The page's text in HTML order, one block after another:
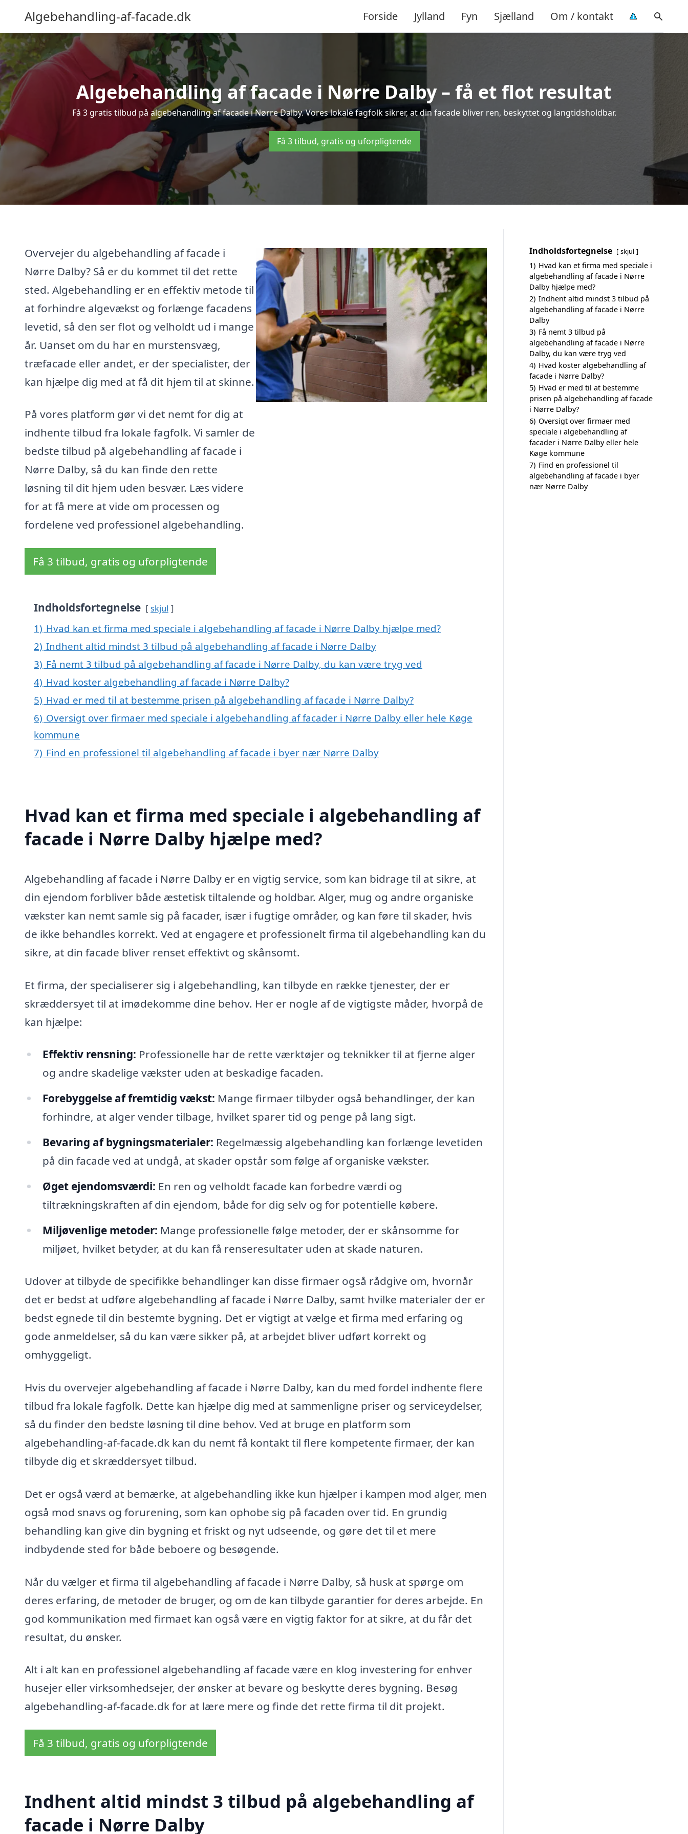
Algebehandling-af-facade.dk Forside Jylland Fyn Sjælland Om / kontakt
Algebehandling af facade i Nørre Dalby – få et flot resultat
Få 3 gratis tilbud på algebehandling af facade i Nørre Dalby. Vores lokale fagfolk sikrer, at din facade bliver ren, beskyttet og langtidsholdbar.
Få 3 tilbud, gratis og uforpligtende
Overvejer du algebehandling af facade i
Nørre Dalby? Så er du kommet til det rette
sted. Algebehandling er en effektiv metode til
at forhindre algevækst og forlænge facadens
levetid, så den ser flot og velholdt ud i mange
år. Uanset om du har en murstensvæg,
træfacade eller andet, er der specialister, der
kan hjælpe dig med at få dit hjem til at skinne.
På vores platform gør vi det nemt for dig at
indhente tilbud fra lokale fagfolk. Vi samler de
bedste tilbud på algebehandling af facade i
Nørre Dalby, så du kan finde den rette
løsning til dit hjem uden besvær. Læs videre
for at få mere at vide om processen og
fordelene ved professionel algebehandling.
Få 3 tilbud, gratis og uforpligtende
Indholdsfortegnelse skjul
1) Hvad kan et firma med speciale i algebehandling af facade i Nørre Dalby hjælpe med?
2) Indhent altid mindst 3 tilbud på algebehandling af facade i Nørre Dalby
3) Få nemt 3 tilbud på algebehandling af facade i Nørre Dalby, du kan være tryg ved
4) Hvad koster algebehandling af facade i Nørre Dalby?
5) Hvad er med til at bestemme prisen på algebehandling af facade i Nørre Dalby?
6) Oversigt over firmaer med speciale i algebehandling af facader i Nørre Dalby eller hele Køge
kommune
7) Find en professionel til algebehandling af facade i byer nær Nørre Dalby
Hvad kan et firma med speciale i algebehandling af
facade i Nørre Dalby hjælpe med?
Algebehandling af facade i Nørre Dalby er en vigtig service, som kan bidrage til at sikre, at
din ejendom forbliver både æstetisk tiltalende og holdbar. Alger, mug og andre organiske
vækster kan nemt samle sig på facader, især i fugtige områder, og kan føre til skader, hvis
de ikke behandles korrekt. Ved at engagere et professionelt firma til algebehandling kan du
sikre, at din facade bliver renset effektivt og skånsomt.
Et firma, der specialiserer sig i algebehandling, kan tilbyde en række tjenester, der er
skræddersyet til at imødekomme dine behov. Her er nogle af de vigtigste måder, hvorpå de
kan hjælpe:
Effektiv rensning: Professionelle har de rette værktøjer og teknikker til at fjerne alger
og andre skadelige vækster uden at beskadige facaden.
Forebyggelse af fremtidig vækst: Mange firmaer tilbyder også behandlinger, der kan
forhindre, at alger vender tilbage, hvilket sparer tid og penge på lang sigt.
Bevaring af bygningsmaterialer: Regelmæssig algebehandling kan forlænge levetiden
på din facade ved at undgå, at skader opstår som følge af organiske vækster.
Øget ejendomsværdi: En ren og velholdt facade kan forbedre værdi og
tiltrækningskraften af din ejendom, både for dig selv og for potentielle købere.
Miljøvenlige metoder: Mange professionelle følge metoder, der er skånsomme for
miljøet, hvilket betyder, at du kan få renseresultater uden at skade naturen.
Udover at tilbyde de specifikke behandlinger kan disse firmaer også rådgive om, hvornår
det er bedst at udføre algebehandling af facade i Nørre Dalby, samt hvilke materialer der er
bedst egnede til din bestemte bygning. Det er vigtigt at vælge et firma med erfaring og
gode anmeldelser, så du kan være sikker på, at arbejdet bliver udført korrekt og
omhyggeligt.
Hvis du overvejer algebehandling af facade i Nørre Dalby, kan du med fordel indhente flere
tilbud fra lokale fagfolk. Dette kan hjælpe dig med at sammenligne priser og serviceydelser,
så du finder den bedste løsning til dine behov. Ved at bruge en platform som
algebehandling-af-facade.dk kan du nemt få kontakt til flere kompetente firmaer, der kan
tilbyde dig et skræddersyet tilbud.
Det er også værd at bemærke, at algebehandling ikke kun hjælper i kampen mod alger, men
også mod snavs og forurening, som kan ophobe sig på facaden over tid. En grundig
behandling kan give din bygning et friskt og nyt udseende, og gøre det til et mere
indbydende sted for både beboere og besøgende.
Når du vælger et firma til algebehandling af facade i Nørre Dalby, så husk at spørge om
deres erfaring, de metoder de bruger, og om de kan tilbyde garantier for deres arbejde. En
god kommunikation med firmaet kan også være en vigtig faktor for at sikre, at du får det
resultat, du ønsker.
Alt i alt kan en professionel algebehandling af facade være en klog investering for enhver
husejer eller virksomhedsejer, der ønsker at bevare og beskytte deres bygning. Besøg
algebehandling-af-facade.dk for at lære mere og finde det rette firma til dit projekt.
Få 3 tilbud, gratis og uforpligtende
Indhent altid mindst 3 tilbud på algebehandling af
facade i Nørre Dalby
Indholdsfortegnelse skjul
1) Hvad kan et firma med speciale i
algebehandling af facade i Nørre
Dalby hjælpe med?
2) Indhent altid mindst 3 tilbud på
algebehandling af facade i Nørre
Dalby
3) Få nemt 3 tilbud på
algebehandling af facade i Nørre
Dalby, du kan være tryg ved
4) Hvad koster algebehandling af
facade i Nørre Dalby?
5) Hvad er med til at bestemme
prisen på algebehandling af facade
i Nørre Dalby?
6) Oversigt over firmaer med
speciale i algebehandling af
facader i Nørre Dalby eller hele
Køge kommune
7) Find en professionel til
algebehandling af facade i byer
nær Nørre Dalby